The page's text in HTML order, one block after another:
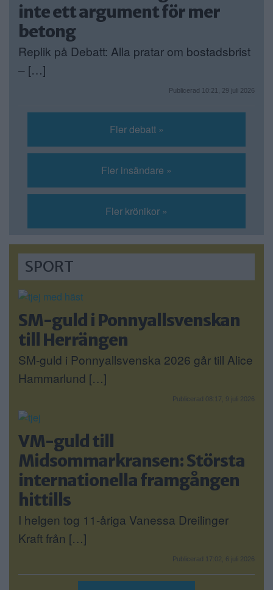
inte ett argument för mer
betong
Replik på Debatt: Alla pratar om bostadsbrist
– […]
Publicerad 10:21, 29 juli 2026
Fler debatt »
Fler insändare »
Fler krönikor »
SPORT
SM-guld i Ponnyallsvenskan
till Herrängen
SM-guld i Ponnyallsvenska 2026 går till Alice
Hammarlund […]
Publicerad 08:17, 9 juli 2026
VM-guld till
Midsommarkransen: Största
internationella framgången
hittills
I helgen tog 11-åriga Vanessa Dreilinger
Kraft från […]
Publicerad 17:02, 6 juli 2026